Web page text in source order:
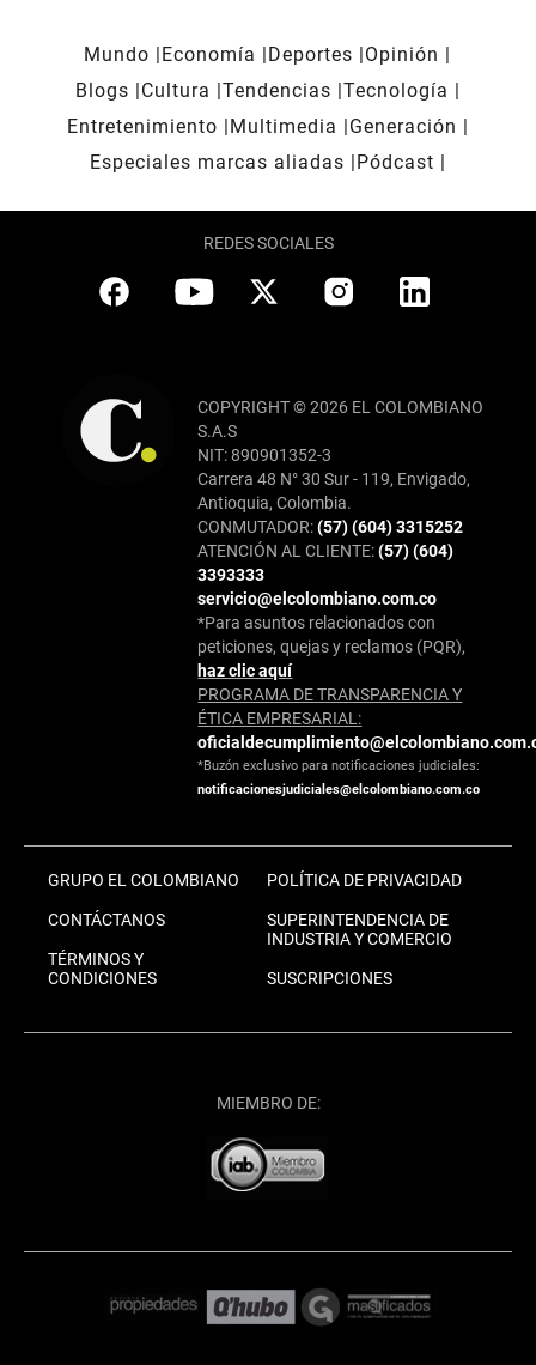
Mundo Economía Deportes
Opinión
Blogs
Cultura Tendencias Tecnología
Entretenimiento
Multimedia
Generación
Especiales marcas aliadas
Pódcast
REDES SOCIALES
COPYRIGHT © 2026 EL COLOMBIANO
S.A.S
NIT: 890901352-3
Carrera 48 N° 30 Sur - 119, Envigado,
Antioquia, Colombia.
CONMUTADOR:(57) (604) 3315252
ATENCIÓN AL CLIENTE:(57) (604)
3393333
servicio@elcolombiano.com.co
*Para asuntos relacionados con
peticiones, quejas y reclamos (PQR),
haz clic aquí
PROGRAMA DE TRANSPARENCIA Y
ÉTICA EMPRESARIAL:
*Buzón exclusivo para notificaciones judiciales:
notificacionesjudiciales@elcolombiano.com.co
GRUPO EL COLOMBIANO
CONTÁCTANOS
TÉRMINOS Y
CONDICIONES
POLÍTICA DE PRIVACIDAD
SUPERINTENDENCIA DE
INDUSTRIA Y COMERCIO
SUSCRIPCIONES
MIEMBRO DE: